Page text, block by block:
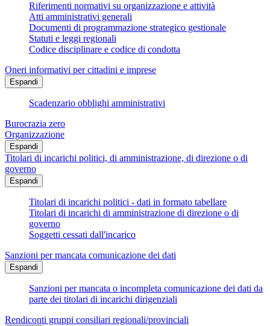
Riferimenti normativi su organizzazione e attività
Atti amministrativi generali
Documenti di programmazione strategico gestionale
Statuti e leggi regionali
Codice disciplinare e codice di condotta
Oneri informativi per cittadini e imprese
Espandi
Scadenzario obblighi amministrativi
Burocrazia zero
Organizzazione
Espandi
Titolari di incarichi politici, di amministrazione, di direzione o di
governo
Espandi
Titolari di incarichi politici - dati in formato tabellare
Titolari di incarichi di amministrazione di direzione o di
governo
Soggetti cessati dall'incarico
Sanzioni per mancata comunicazione dei dati
Espandi
Sanzioni per mancata o incompleta comunicazione dei dati da
parte dei titolari di incarichi dirigenziali
Rendiconti gruppi consiliari regionali/provinciali